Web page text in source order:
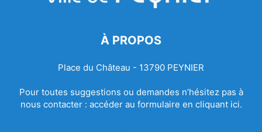
À PROPOS
Place du Château - 13790 PEYNIER
Pour toutes suggestions ou demandes n’hésitez pas à
nous contacter : accéder au formulaire en cliquant ici.